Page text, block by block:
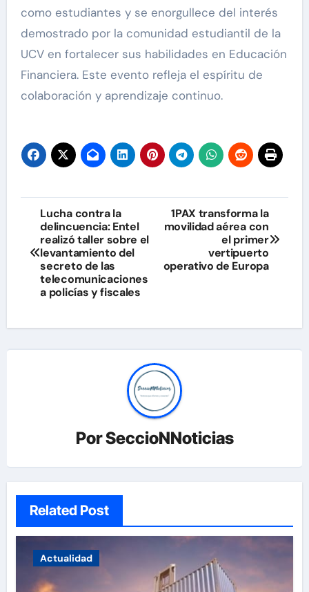
como estudiantes y se enorgullece del interés
demostrado por la comunidad estudiantil de la
UCV en fortalecer sus habilidades en Educación
Financiera. Este evento refleja el espíritu de
colaboración y aprendizaje continuo.
Navegación
de
entradas
Lucha contra la
delincuencia: Entel
realizó taller sobre el
levantamiento del
secreto de las
telecomunicaciones
a policías y fiscales
1PAX transforma la
movilidad aérea con
el primer
vertipuerto
operativo de Europa
PorSeccioNNoticias
Related Post
Actualidad